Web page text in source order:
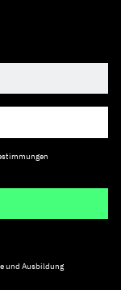
und Ausbildung